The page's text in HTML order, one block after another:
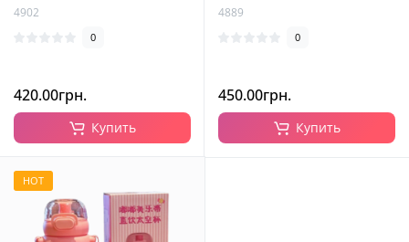
4902
0
420.00грн.
Купить
4889
0
450.00грн.
Купить
HOT